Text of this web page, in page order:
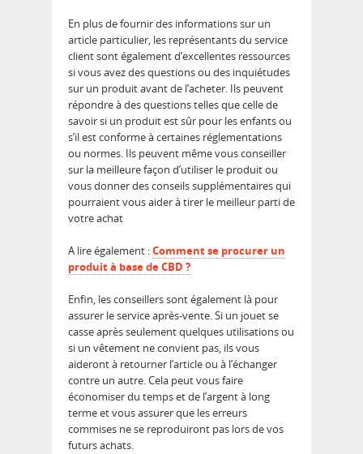
En plus de fournir des informations sur un
article particulier, les représentants du service
client sont également d’excellentes ressources
si vous avez des questions ou des inquiétudes
sur un produit avant de l’acheter. Ils peuvent
répondre à des questions telles que celle de
savoir si un produit est sûr pour les enfants ou
s’il est conforme à certaines réglementations
ou normes. Ils peuvent même vous conseiller
sur la meilleure façon d’utiliser le produit ou
vous donner des conseils supplémentaires qui
pourraient vous aider à tirer le meilleur parti de
votre achat
A lire également :Comment se procurer un
produit à base de CBD ?
Enfin, les conseillers sont également là pour
assurer le service après-vente. Si un jouet se
casse après seulement quelques utilisations ou
si un vêtement ne convient pas, ils vous
aideront à retourner l’article ou à l’échanger
contre un autre. Cela peut vous faire
économiser du temps et de l’argent à long
terme et vous assurer que les erreurs
commises ne se reproduiront pas lors de vos
futurs achats.